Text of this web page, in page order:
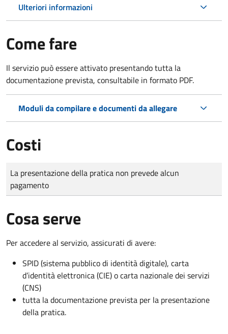
Ulteriori informazioni
Come fare
Il servizio può essere attivato presentando tutta la
documentazione prevista, consultabile in formato PDF.
Moduli da compilare e documenti da allegare
Costi
Tipo di pagamento
Importo
La presentazione della pratica non prevede alcun
pagamento
Cosa serve
Per accedere al servizio, assicurati di avere:
SPID (sistema pubblico di identità digitale), carta
d’identità elettronica (CIE) o carta nazionale dei servizi
(CNS)
tutta la documentazione prevista per la presentazione
della pratica.